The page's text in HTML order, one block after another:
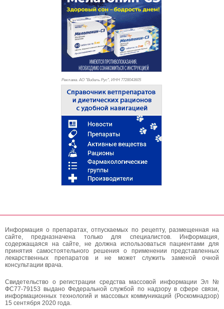
Реклама. АО "Видаль Рус", ИНН 7728043605
Информация о препаратах, отпускаемых по рецепту, размещенная на
сайте, предназначена только для специалистов. Информация,
содержащаяся на сайте, не должна использоваться пациентами для
принятия самостоятельного решения о применении представленных
лекарственных препаратов и не может служить заменой очной
консультации врача.
Свидетельство о регистрации средства массовой информации Эл №
ФС77-79153 выдано Федеральной службой по надзору в сфере связи,
информационных технологий и массовых коммуникаций (Роскомнадзор)
15 сентября 2020 года.